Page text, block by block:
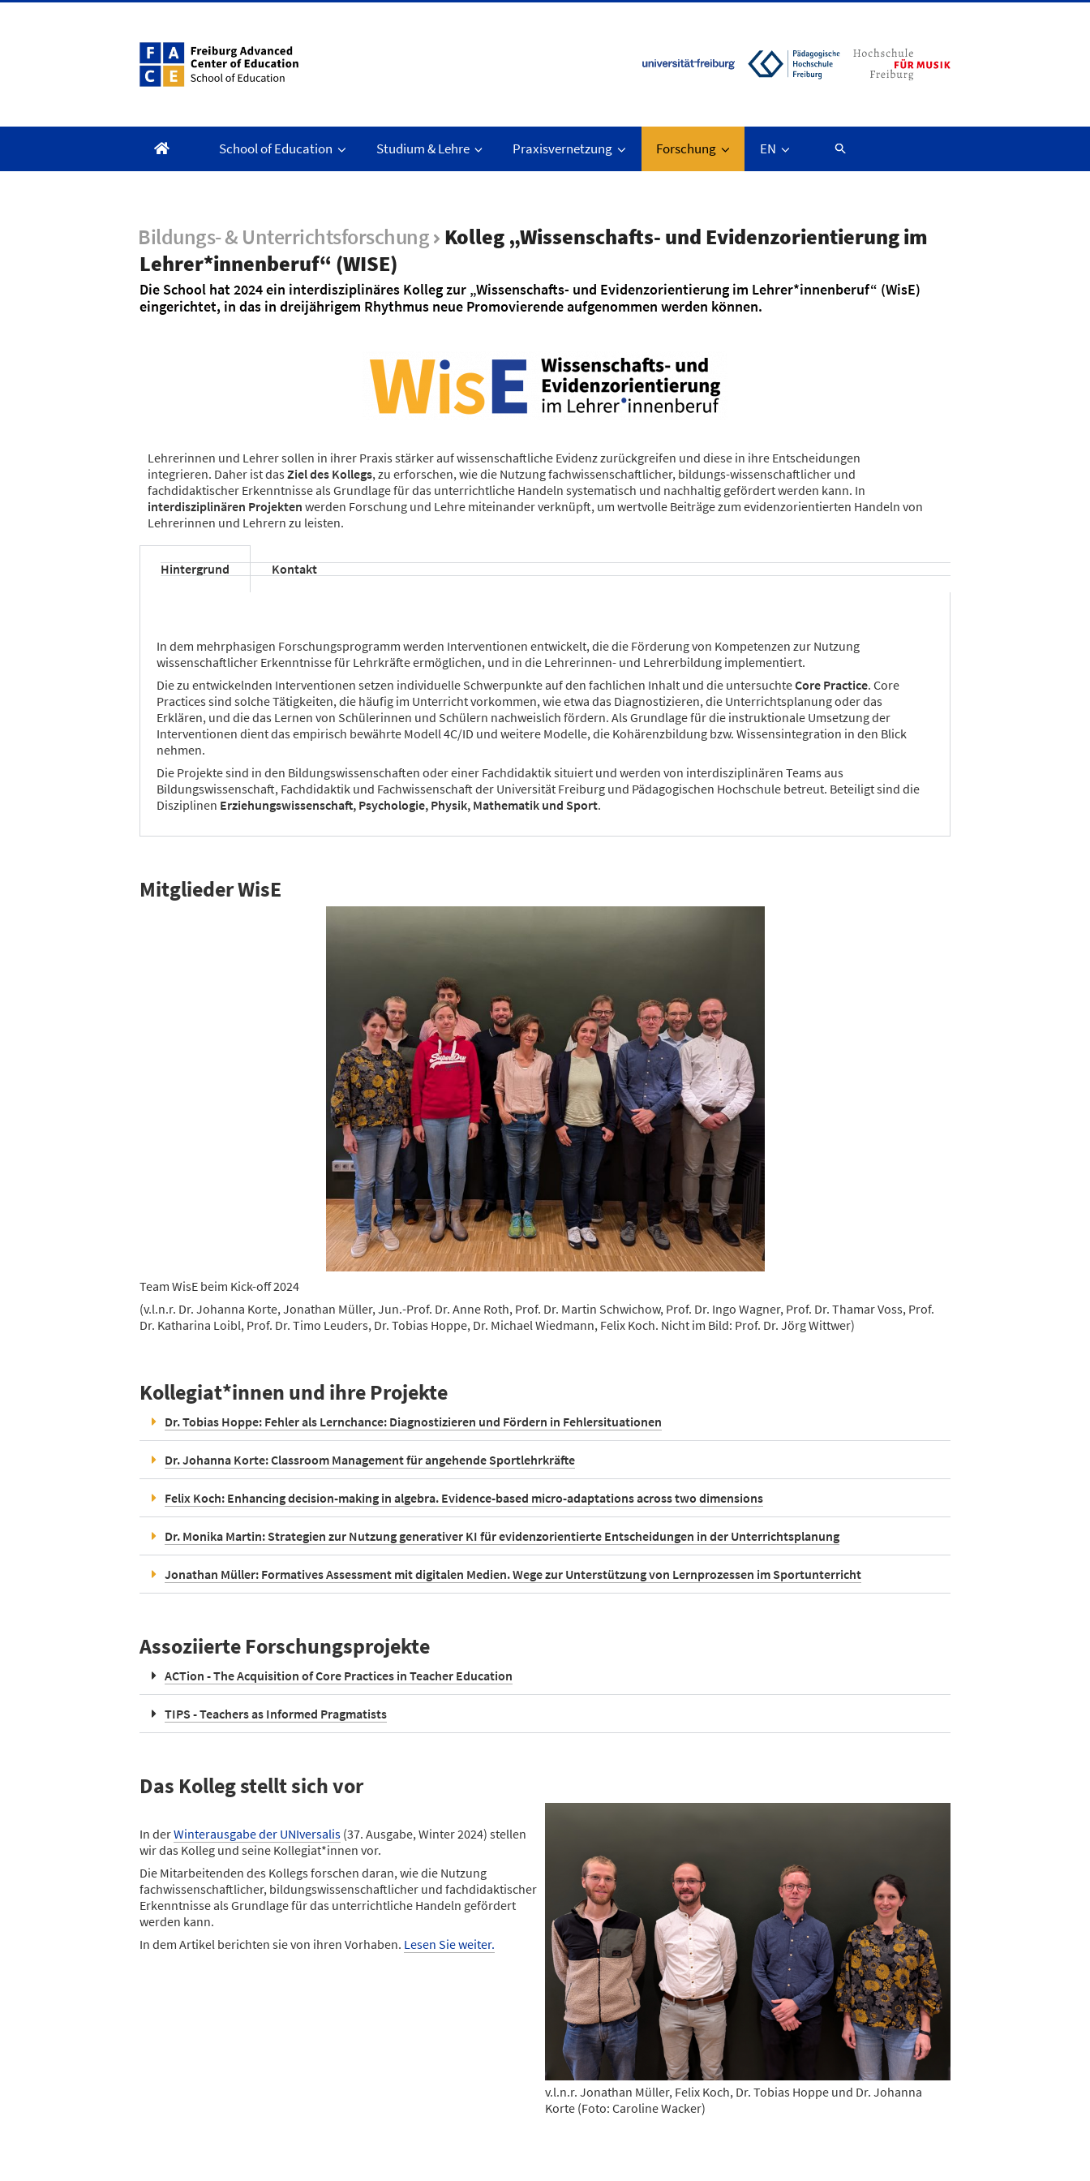
School of Education Studium & Lehre Praxisvernetzung Forschung EN
Bildungs- & Unterrichtsforschung
Kolleg „Wissenschafts- und Evidenzorientierung im
Lehrer*innenberuf“ (WISE)
Die School hat 2024 ein interdisziplinäres Kolleg zur „Wissenschafts- und Evidenzorientierung im Lehrer*innenberuf“ (WisE)
eingerichtet, in das in dreijährigem Rhythmus neue Promovierende aufgenommen werden können.
Lehrerinnen und Lehrer sollen in ihrer Praxis stärker auf wissenschaftliche Evidenz zurückgreifen und diese in ihre Entscheidungen
integrieren. Daher ist dasZiel des Kollegs, zu erforschen, wie die Nutzung fachwissenschaftlicher, bildungs-wissenschaftlicher und
fachdidaktischer Erkenntnisse als Grundlage für das unterrichtliche Handeln systematisch und nachhaltig gefördert werden kann. In
interdisziplinären Projekten werden Forschung und Lehre miteinander verknüpft, um wertvolle Beiträge zum evidenzorientierten Handeln von
Lehrerinnen und Lehrern zu leisten.
Hintergrund Kontakt
In dem mehrphasigen Forschungsprogramm werden Interventionen entwickelt, die die Förderung von Kompetenzen zur Nutzung
wissenschaftlicher Erkenntnisse für Lehrkräfte ermöglichen, und in die Lehrerinnen- und Lehrerbildung implementiert.
Die zu entwickelnden Interventionen setzen individuelle Schwerpunkte auf den fachlichen Inhalt und die untersuchteCore Practice. Core
Practices sind solche Tätigkeiten, die häufig im Unterricht vorkommen, wie etwa das Diagnostizieren, die Unterrichtsplanung oder das
Erklären, und die das Lernen von Schülerinnen und Schülern nachweislich fördern. Als Grundlage für die instruktionale Umsetzung der
Interventionen dient das empirisch bewährte Modell 4C/ID und weitere Modelle, die Kohärenzbildung bzw. Wissensintegration in den Blick
nehmen.
Die Projekte sind in den Bildungswissenschaften oder einer Fachdidaktik situiert und werden von interdisziplinären Teams aus
Bildungswissenschaft, Fachdidaktik und Fachwissenschaft der Universität Freiburg und Pädagogischen Hochschule betreut. Beteiligt sind die
Disziplinen Erziehungswissenschaft, Psychologie, Physik, Mathematik und Sport.
Mitglieder WisE
Team WisE beim Kick-off 2024
(v.l.n.r. Dr. Johanna Korte, Jonathan Müller, Jun.-Prof. Dr. Anne Roth, Prof. Dr. Martin Schwichow, Prof. Dr. Ingo Wagner, Prof. Dr. Thamar Voss, Prof.
Dr. Katharina Loibl, Prof. Dr. Timo Leuders, Dr. Tobias Hoppe, Dr. Michael Wiedmann, Felix Koch. Nicht im Bild: Prof. Dr. Jörg Wittwer)
Kollegiat*innen und ihre Projekte
Dr. Tobias Hoppe: Fehler als Lernchance: Diagnostizieren und Fördern in Fehlersituationen
Dr. Johanna Korte: Classroom Management für angehende Sportlehrkräfte
Felix Koch: Enhancing decision-making in algebra. Evidence-based micro-adaptations across two dimensions
Dr. Monika Martin: Strategien zur Nutzung generativer KI für evidenzorientierte Entscheidungen in der Unterrichtsplanung
Jonathan Müller: Formatives Assessment mit digitalen Medien. Wege zur Unterstützung von Lernprozessen im Sportunterricht
Assoziierte Forschungsprojekte
ACTion - The Acquisition of Core Practices in Teacher Education
TIPS - Teachers as Informed Pragmatists
Das Kolleg stellt sich vor
In derWinterausgabe der UNIversalis (37. Ausgabe, Winter 2024) stellen
wir das Kolleg und seine Kollegiat*innen vor.
Die Mitarbeitenden des Kollegs forschen daran, wie die Nutzung
fachwissenschaftlicher, bildungswissenschaftlicher und fachdidaktischer
Erkenntnisse als Grundlage für das unterrichtliche Handeln gefördert
werden kann.
In dem Artikel berichten sie von ihren Vorhaben. Lesen Sie weiter.
v.l.n.r. Jonathan Müller, Felix Koch, Dr. Tobias Hoppe und Dr. Johanna
Korte (Foto: Caroline Wacker)